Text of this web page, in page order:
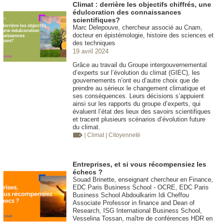
Climat : derrière les objectifs chiffrés, une
édulcoration des connaissances
scientifiques?
Marc Delepouve, chercheur associé au Cnam,
docteur en épistémologie, histoire des sciences et
des techniques
19 avril 2024
Grâce au travail du Groupe intergouvernemental
d’experts sur l’évolution du climat (GIEC), les
gouvernements n’ont eu d’autre choix que de
prendre au sérieux le changement climatique et
ses conséquences. Leurs décisions s’appuient
ainsi sur les rapports du groupe d’experts, qui
évaluent l’état des lieux des savoirs scientifiques
et tracent plusieurs scénarios d’évolution future
du climat.
| Climat | Citoyenneté
Entreprises, et si vous récompensiez les
échecs ?
Souad Brinette, enseignant chercheur en Finance,
EDC Paris Business School - OCRE, EDC Paris
Business School Abdoulkarim Idi Cheffou
Associate Professor in finance and Dean of
Research, ISG International Business School,
Vesselina Tossan, maître de conférences HDR en